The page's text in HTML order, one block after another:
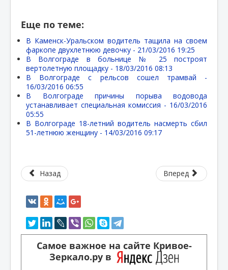
Еще по теме:
В Каменск-Уральском водитель тащила на своем
фаркопе двухлетнюю девочку - 21/03/2016 19:25
В Волгограде в больнице № 25 построят
вертолетную площадку - 18/03/2016 08:13
В Волгограде с рельсов сошел трамвай -
16/03/2016 06:55
В Волгограде причины порыва водовода
устанавливает специальная комиссия - 16/03/2016
05:55
В Волгограде 18-летний водитель насмерть сбил
51-летнюю женщину - 14/03/2016 09:17
Назад Вперед
Самое важное на сайте Кривое-
Зеркало.ру в